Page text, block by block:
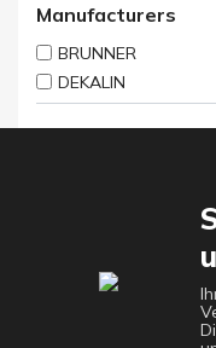
Manufacturers
BRUNNER
DEKALIN